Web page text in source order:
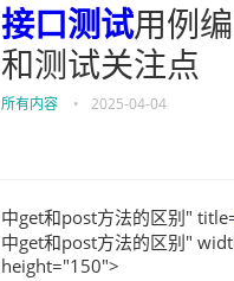
接口测试用例
和测试关注点
所有内容 • 2025-04-04
中get和post方法的区别"
中get和post方法的区别"
height="150">